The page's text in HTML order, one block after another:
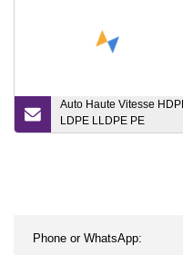
Auto Haute Vitesse
LDPE LLDPE PE
Monocouche Deux Trois